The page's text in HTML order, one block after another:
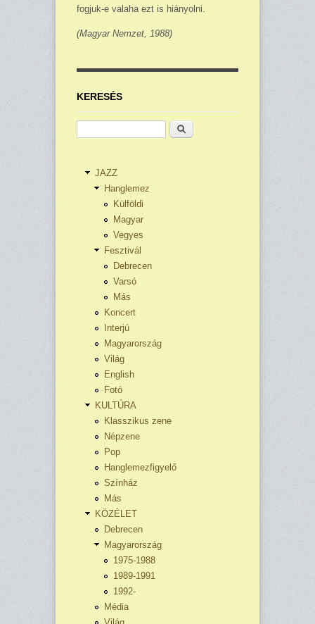
fogjuk-e valaha ezt is hi­ányolni.
(Magyar Nemzet, 1988)
KERESÉS
Keresés
JAZZ
Hanglemez
Külföldi
Magyar
Vegyes
Fesztivál
Debrecen
Varsó
Más
Koncert
Interjú
Magyarország
Világ
English
Fotó
KULTÚRA
Klasszikus zene
Népzene
Pop
Hanglemezfigyelő
Színház
Más
KÖZÉLET
Debrecen
Magyarország
1975-1988
1989-1991
1992-
Média